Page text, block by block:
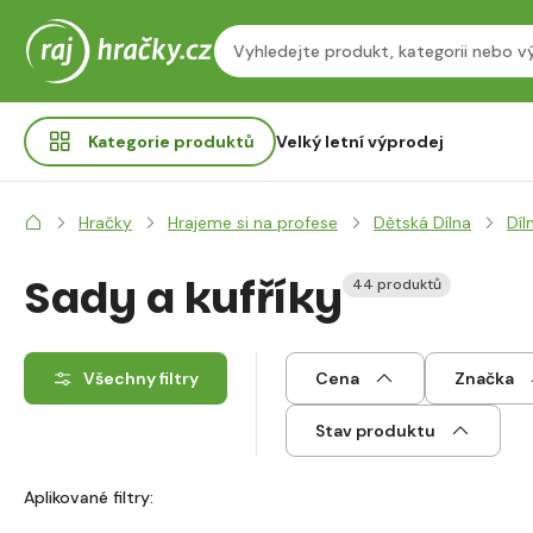
Kategorie produktů Velký letní výprodej
Hračky Hrajeme si na profese Dětská Dílna
Sady a kufříky 44 produktů
Všechny filtry Cena Značka
Stav produktu
Aplikované filtry: